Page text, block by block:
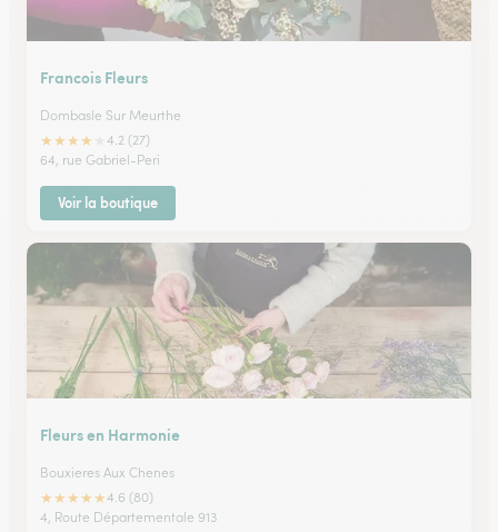
Francois Fleurs
Dombasle Sur Meurthe
★★★★
4.2 (27)
64, rue Gabriel-Peri
Voir la boutique
Fleurs en Harmonie
Bouxieres Aux Chenes
★★★★★4.6 (80)
4, Route Départementale 913